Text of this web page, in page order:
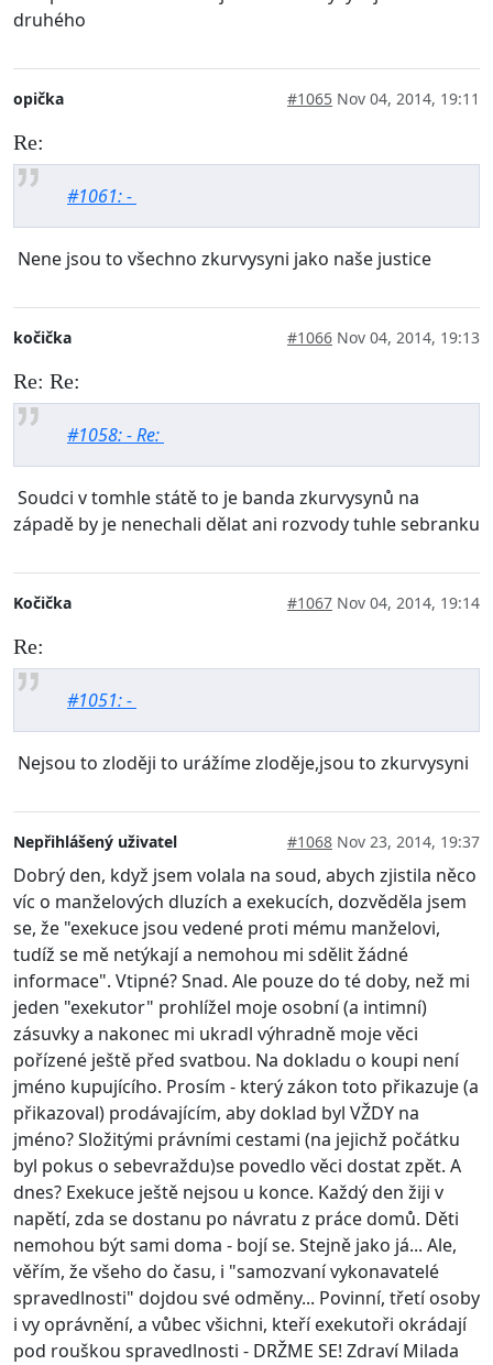
druhého
opička #1065 Nov 04, 2014, 19:11
Re:
#1061: -
Nene jsou to všechno zkurvysyni jako naše justice
kočička #1066 Nov 04, 2014, 19:13
Re: Re:
#1058: - Re:
Soudci v tomhle státě to je banda zkurvysynů na
západě by je nenechali dělat ani rozvody tuhle sebranku
Kočička #1067 Nov 04, 2014, 19:14
Re:
#1051: -
Nejsou to zloději to urážíme zloděje,jsou to zkurvysyni
Nepřihlášený uživatel #1068 Nov 23, 2014, 19:37
Dobrý den, když jsem volala na soud, abych zjistila něco
víc o manželových dluzích a exekucích, dozvěděla jsem
se, že "exekuce jsou vedené proti mému manželovi,
tudíž se mě netýkají a nemohou mi sdělit žádné
informace". Vtipné? Snad. Ale pouze do té doby, než mi
jeden "exekutor" prohlížel moje osobní (a intimní)
zásuvky a nakonec mi ukradl výhradně moje věci
pořízené ještě před svatbou. Na dokladu o koupi není
jméno kupujícího. Prosím - který zákon toto přikazuje (a
přikazoval) prodávajícím, aby doklad byl VŽDY na
jméno? Složitými právními cestami (na jejichž počátku
byl pokus o sebevraždu)se povedlo věci dostat zpět. A
dnes? Exekuce ještě nejsou u konce. Každý den žiji v
napětí, zda se dostanu po návratu z práce domů. Děti
nemohou být sami doma - bojí se. Stejně jako já... Ale,
věřím, že všeho do času, i "samozvaní vykonavatelé
spravedlnosti" dojdou své odměny... Povinní, třetí osoby
i vy oprávnění, a vůbec všichni, kteří exekutoři okrádají
pod rouškou spravedlnosti - DRŽME SE! Zdraví Milada